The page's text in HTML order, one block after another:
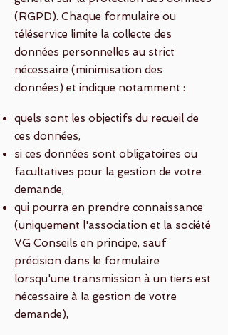
(RGPD). Chaque formulaire ou
téléservice limite la collecte des
données personnelles au strict
nécessaire (minimisation des
données) et indique notamment :
quels sont les objectifs du recueil de
ces données,
si ces données sont obligatoires ou
facultatives pour la gestion de votre
demande,
qui pourra en prendre connaissance
(uniquement l'association et la société
VG Conseils en principe, sauf
précision dans le formulaire
lorsqu'une transmission à un tiers est
nécessaire à la gestion de votre
demande),